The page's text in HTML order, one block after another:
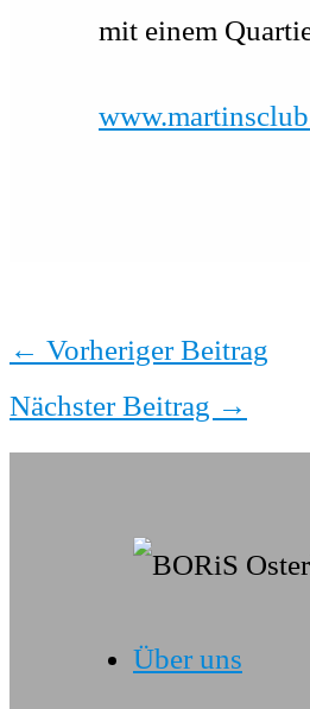
mit einem
← Vorheriger Beitrag
Nächster Beitrag →
Über uns